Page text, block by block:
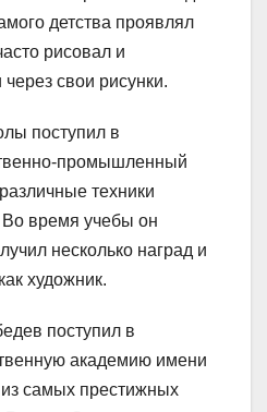
детства проявлял
рисовал и
свои рисунки.
поступил в
промышленный
техники
время учебы он
несколько наград и
художник.
поступил в
академию имени
самых престижных